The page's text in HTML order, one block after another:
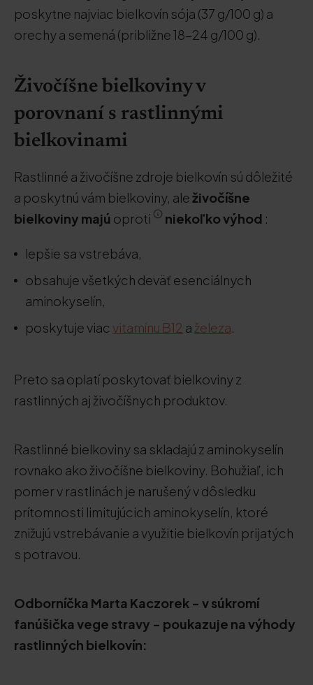
poskytne najviac bielkovín sója (37 g/100 g) a
orechy a semená (približne 18-24 g/100 g).
Živočíšne bielkoviny v
porovnaní s rastlinnými
bielkovinami
Rastlinné a živočíšne zdroje bielkovín sú dôležité
a poskytnú vám bielkoviny, aleživočíšne
bielkoviny majú oproti niekoľko výhod :
lepšie sa vstrebáva,
obsahuje všetkých deväť esenciálnych
aminokyselín,
poskytuje viac vitamínu B12 a železa.
Preto sa oplatí poskytovať bielkoviny z
rastlinných aj živočíšnych produktov.
Rastlinné bielkoviny sa skladajú z aminokyselín
rovnako ako živočíšne bielkoviny. Bohužiaľ, ich
pomer v rastlinách je narušený v dôsledku
prítomnosti limitujúcich aminokyselín, ktoré
znižujú vstrebávanie a využitie bielkovín prijatých
s potravou.
Odborníčka Marta Kaczorek - v súkromí
fanúšička vege stravy - poukazuje na výhody
rastlinných bielkovín: